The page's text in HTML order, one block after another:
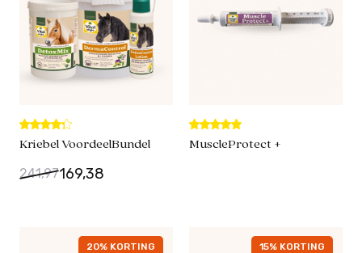
Kriebel VoordeelBundel
241,97169,38
MuscleProtect +
20% KORTING 15% KORTING